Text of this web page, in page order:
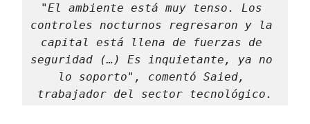
"El ambiente está muy tenso. Los
controles nocturnos regresaron y la
capital está llena de fuerzas de
seguridad (…) Es inquietante, ya no
lo soporto", comentó Saied,
trabajador del sector tecnológico.